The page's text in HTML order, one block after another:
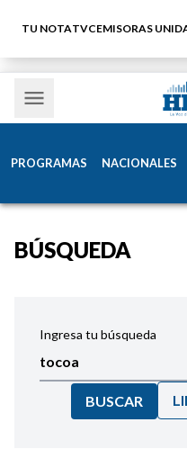
TU NOTATVCEMISORAS
PROGRAMAS NACIONALES
BÚSQUEDA
Ingresa tu búsqueda
BUSCAR